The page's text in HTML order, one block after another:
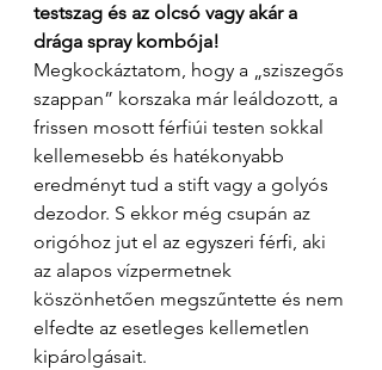
testszag és az olcsó vagy akár a
drága spray kombója!
Megkockáztatom, hogy a „sziszegős
szappan” korszaka már leáldozott, a
frissen mosott férfiúi testen sokkal
kellemesebb és hatékonyabb
eredményt tud a stift vagy a golyós
dezodor. S ekkor még csupán az
origóhoz jut el az egyszeri férfi, aki
az alapos vízpermetnek
köszönhetően megszűntette és nem
elfedte az esetleges kellemetlen
kipárolgásait.